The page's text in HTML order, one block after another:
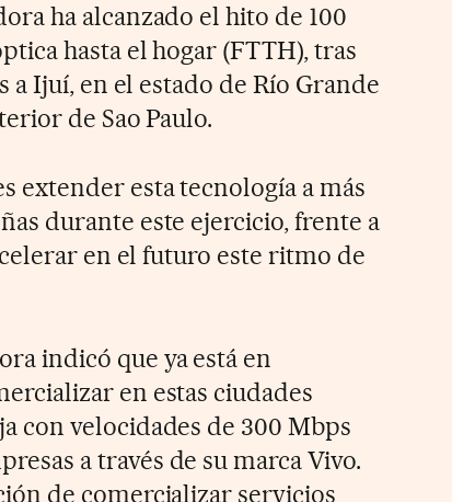
ha alcanzado el hito de 100
hasta el hogar (FTTH), tras
Ijuí, en el estado de Río Grande
de Sao Paulo.
extender esta tecnología a más
durante este ejercicio, frente a
en el futuro este ritmo de
indicó que ya está en
en estas ciudades
con velocidades de 300 Mbps
a través de su marca Vivo.
de comercializar servicios